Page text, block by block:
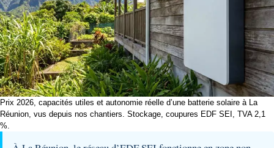
Prix 2026, capacités utiles et autonomie réelle d’une batterie solaire à La
Réunion, vus depuis nos chantiers. Stockage, coupures EDF SEI, TVA 2,1
%.